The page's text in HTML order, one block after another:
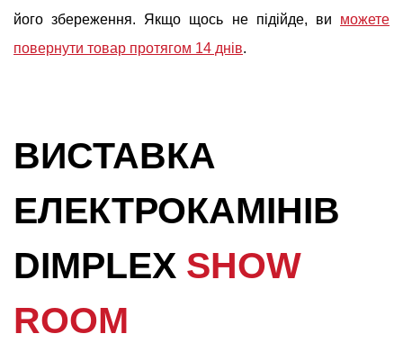
його збереження. Якщо щось не підійде, ви можете
повернути товар протягом 14 днів.
ВИСТАВКА
ЕЛЕКТРОКАМІНІВ
DIMPLEX SHOW
ROOM